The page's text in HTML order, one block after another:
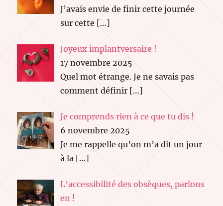
J’avais envie de finir cette journée
sur cette[…]
Joyeux implantversaire !
17 novembre 2025
Quel mot étrange. Je ne savais pas
comment définir […]
Je comprends rien à ce que tu dis !
6 novembre 2025
Je me rappelle qu’on m’a dit un jour
à la […]
L’accessibilité des obsèques, parlons
en !